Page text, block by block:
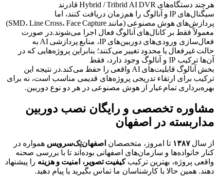
هرچند دستگاه‌های Hybrid / Tribrid AI DVR قادرند
سیگنال‌های IP و آنالوگ را هم‌زمان دریافت کنند، اما
پردازش‌های هوش مصنوعی (مانند SMD، Line Cross، Face Capture)
معمولاً فقط بر کانال‌های آنالوگ فعال اجرا می‌شوند.در صورت
فعال‌سازی ورودی‌های دوربین‌های IP، منابع پردازشی AI به
حالت غیرفعال یا محدود تغییر می‌کنند؛ بنابراین پروژه‌هایی که در
آن‌ها ترکیب IP و آنالوگ وجود دارد، فقط
بخش آنالوگ قابلیت‌های AI واقعی را حفظ می‌کند.در نتیجه این
ترکیب برای ارتقاء تدریجی پروژه‌های قدیمی مناسب است، نه برای
بهره‌برداری تمام‌عیار از هوش مصنوعی در هر دو نوع دوربین.
مشاوره تخصصی و رایگان نصب دوربین
مداربسته در اصفهان
از سال ۱۳۸۷ تا امروز، متخصصان اصفهان‌تِک‌سرویس همواره در
کنار خانواده‌ها و سازمان‌های اصفهانی بوده‌اند تا با بررسی صحنه
واقعی پروژه، بهترین ترکیبکیفیت تصویر، امنیت و هزینه را پیشنهاد
دهند. همین حالا با کارشناسان ما تماس بگیرید یا پیام دهید.